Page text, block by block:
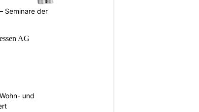
Seminare der
und